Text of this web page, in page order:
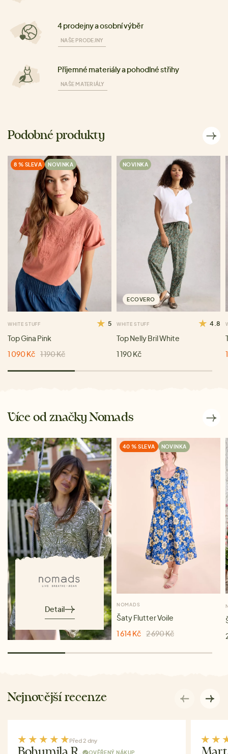
4 prodejny a osobní výběr
NAŠE PRODEJNY
Příjemné materiály a pohodlné střihy
NAŠE MATERIÁLY
Podobné produkty
8 % SLEVA NOVINKA
WHITE STUFF 5
Top Gina Pink
1 090 Kč 1 190 Kč
NOVINKA
ECOVERO
WHITE STUFF 4.8
Top Nelly Bril White
1 190 Kč
Více od značky Nomads
Detail
40 % SLEVA NOVINKA
NOMADS
Šaty Flutter Voile
1 614 Kč 2 690 Kč
Nejnovější recenze
Před 2 dny
OVĚŘENÝ NÁKUP